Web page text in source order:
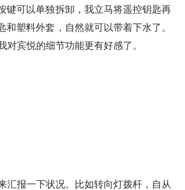
键可以单独拆卸，我立马将遥控钥匙再
塑料外套，自然就可以带着下水了。
宾悦的细节功能更有好感了。
汇报一下状况。比如转向灯拨杆，自从